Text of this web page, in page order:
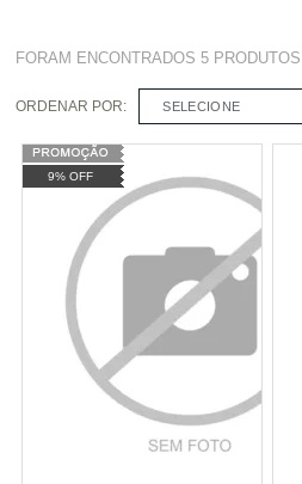
FORAM ENCONTRADOS 5 PRODUTOS
ORDENAR POR: SELECIONE
9% OFF